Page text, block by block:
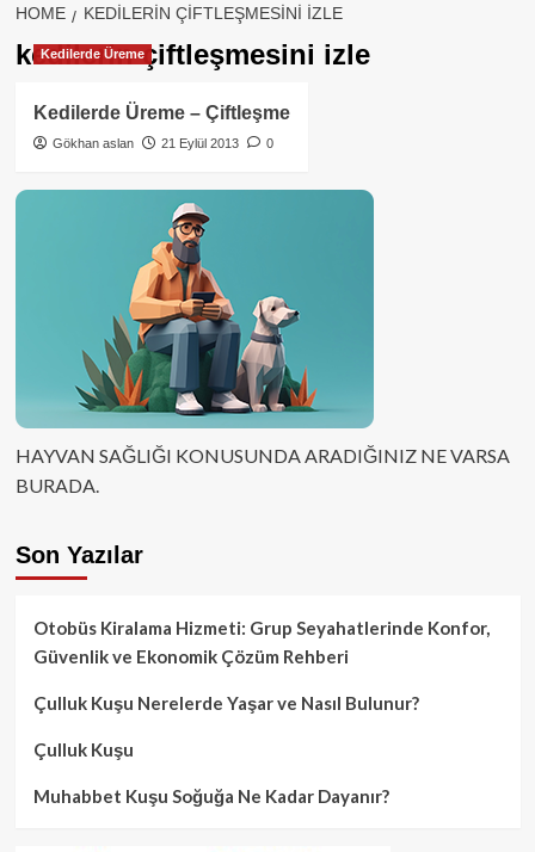
HOME KEDILERIN ÇIFTLEŞMESINI IZLE
kedilerin çiftleşmesini izle
Kedilerde Üreme
Kedilerde Üreme – Çiftleşme
Gökhan aslan 21 Eylül 2013 0
HAYVAN SAĞLIĞI KONUSUNDA ARADIĞINIZ NE VARSA
BURADA.
Son Yazılar
Otobüs Kiralama Hizmeti: Grup Seyahatlerinde Konfor,
Güvenlik ve Ekonomik Çözüm Rehberi
Çulluk Kuşu Nerelerde Yaşar ve Nasıl Bulunur?
Çulluk Kuşu
Muhabbet Kuşu Soğuğa Ne Kadar Dayanır?